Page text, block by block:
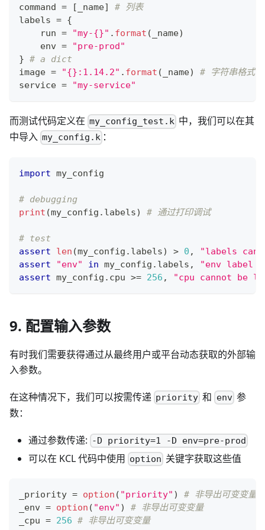
command = [ _name]
# 列表
labels = {
    run
= "my-{}" . format (_name)
    env
=
"pre-prod"
} # a dict
image = "{}:1.14.2" . format (_name) # 字符串格式
service = "my-service"
而测试代码定义在 my_config_test.k 中，我们可以在其
中导入 my_config.k ：
import my_config
# debugging
print (my_config . labels) # 通过打印调试
# test
assert
len (my_config . labels) > 0 ,
"labels
assert
"env" in my_config . labels ,
"env label
assert my_config . cpu >= 256 , "cpu cannot be
9. 配置输入参数
有时我们需要获得通过从最终用户或平台动态获取的外部输
入参数。
在这种情况下，我们可以按需传递 priority 和 env参
数：
通过参数传递: -D priority=1 -D env=pre-prod
可以在 KCL 代码中使用 option 关键字获取这些值
_priority = option ( "priority" ) # 非导出可变变量
_env = option ( "env" ) # 非导出可变变量
_cpu = 256 # 非导出可变变量